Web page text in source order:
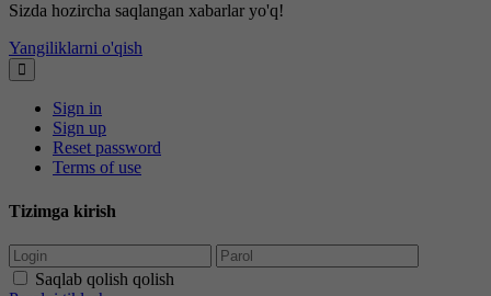
Sizda hozircha saqlangan xabarlar yo'q!
Yangiliklarni o'qish
Sign in
Sign up
Reset password
Terms of use
Tizimga kirish
Saqlab qolish qolish